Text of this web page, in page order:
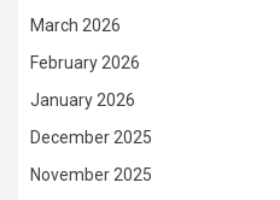
March 2026
February 2026
January 2026
December 2025
November 2025